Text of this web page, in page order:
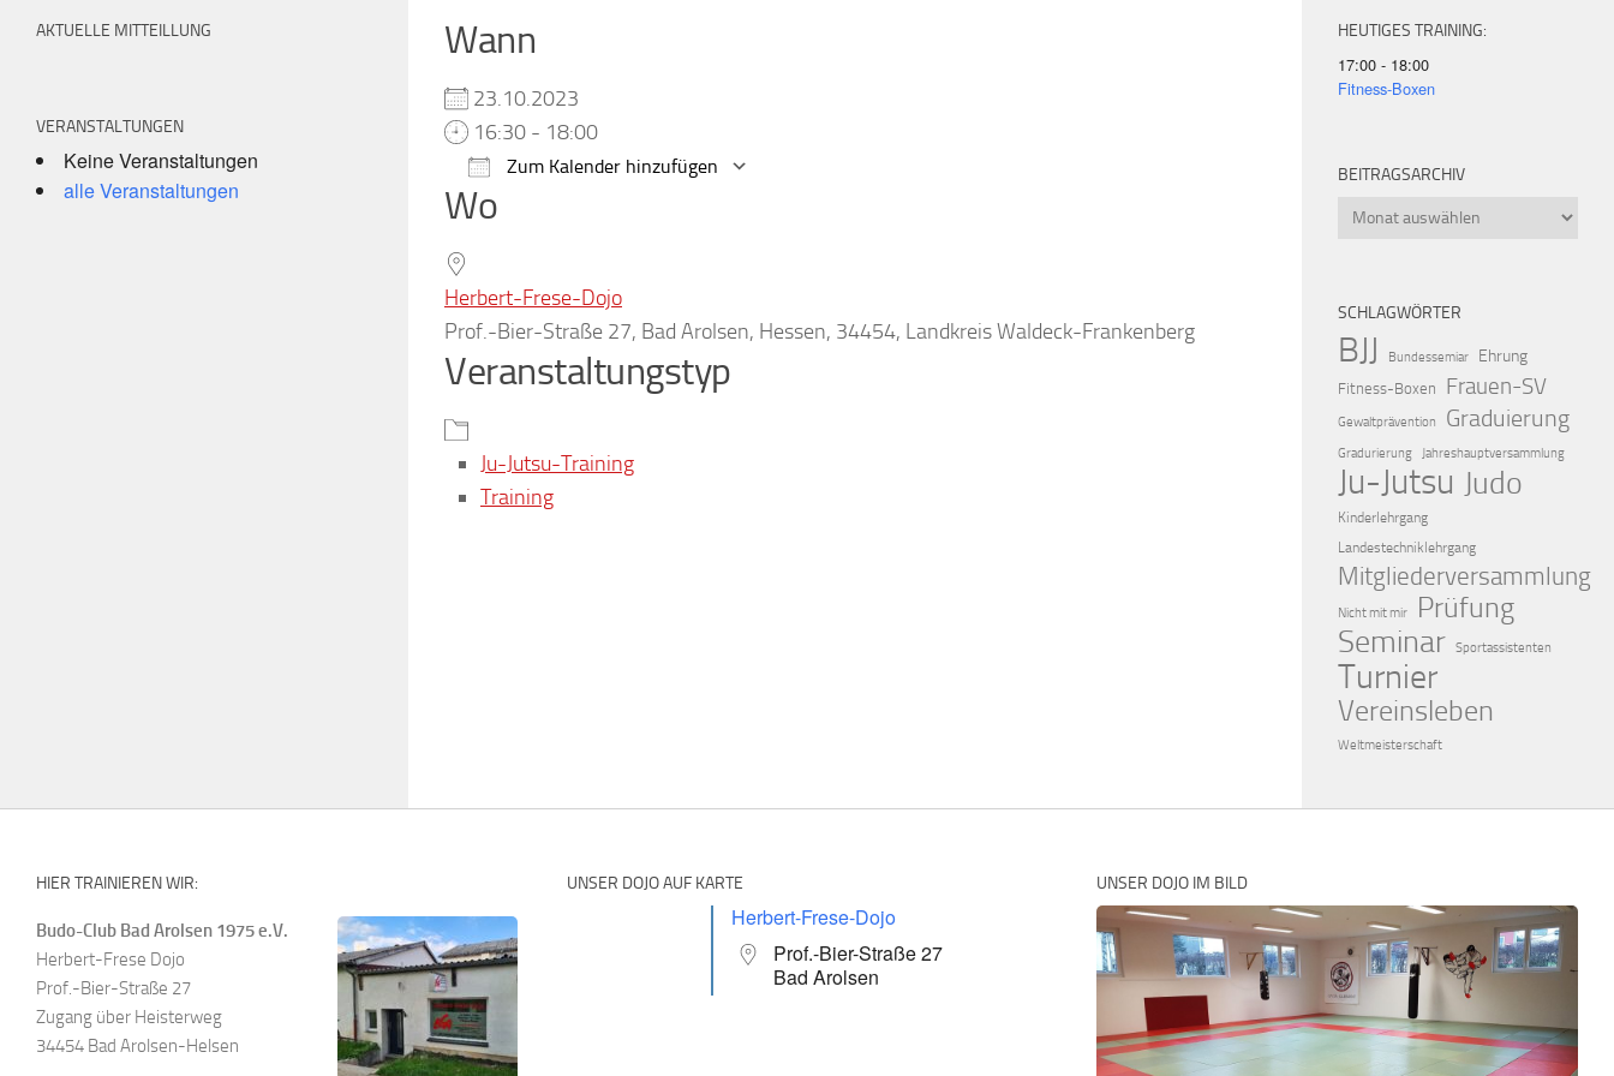
Wann
23.10.2023
16:30 - 18:00
Zum Kalender hinzufügen
ICS herunterladen
Wo
Herbert-Frese-Dojo
Prof.-Bier-Straße 27, Bad Arolsen, Hessen, 34454, Landkreis Waldeck-Frankenberg
Veranstaltungstyp
Ju-Jutsu-Training
Training
AKTUELLE MITTEILLUNG
VERANSTALTUNGEN
Keine Veranstaltungen
alle Veranstaltungen
HEUTIGES TRAINING:
17:00 - 18:00
Fitness-Boxen
BEITRAGSARCHIV
Beitragsarchiv
SCHLAGWÖRTER
BJJ Bundessemiar Ehrung
Fitness-Boxen Frauen-SV
Gewaltprävention Graduierung
Gradurierung Jahreshauptversammlung
Ju-Jutsu Judo
Kinderlehrgang
Landestechniklehrgang
Mitgliederversammlung
Nicht mit mir Prüfung
Seminar Sportassistenten
Turnier
Vereinsleben
Weltmeisterschaft
HIER TRAINIEREN WIR:
Budo-Club Bad Arolsen 1975 e.V.
Herbert-Frese Dojo
Prof.-Bier-Straße 27
Zugang über Heisterweg
34454 Bad Arolsen-Helsen
UNSER DOJO AUF KARTE
Herbert-Frese-Dojo
Prof.-Bier-Straße 27
Bad Arolsen
UNSER DOJO IM BILD